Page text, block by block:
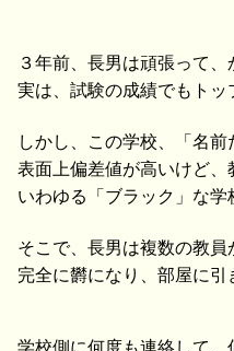
３年前、長男は頑張って
実は、試験の成績でもトッ
しかし、この学校、「名前
表面上偏差値が高いけど、
いわゆる「ブラック」な学
そこで、長男は複数の教員
完全に欝になり、部屋に引
学校側に何度も連絡して、